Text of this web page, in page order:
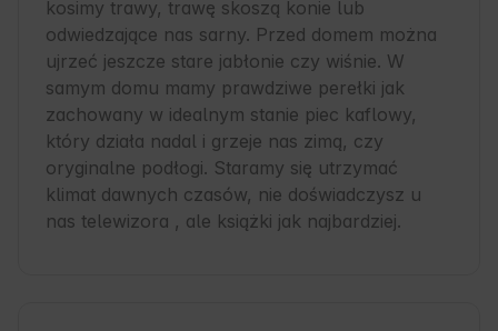
kosimy trawy, trawę skoszą konie lub
odwiedzające nas sarny. Przed domem można
ujrzeć jeszcze stare jabłonie czy wiśnie. W
samym domu mamy prawdziwe perełki jak
zachowany w idealnym stanie piec kaflowy,
który działa nadal i grzeje nas zimą, czy
oryginalne podłogi. Staramy się utrzymać
klimat dawnych czasów, nie doświadczysz u
nas telewizora , ale książki jak najbardziej.